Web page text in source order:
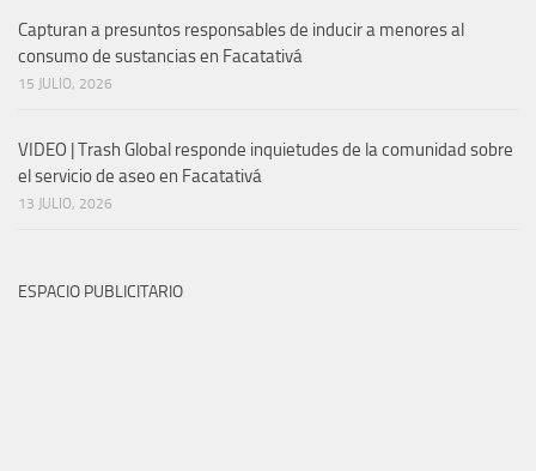
Capturan a presuntos responsables de inducir a menores al
consumo de sustancias en Facatativá
15 JULIO, 2026
VIDEO | Trash Global responde inquietudes de la comunidad sobre
el servicio de aseo en Facatativá
13 JULIO, 2026
ESPACIO PUBLICITARIO